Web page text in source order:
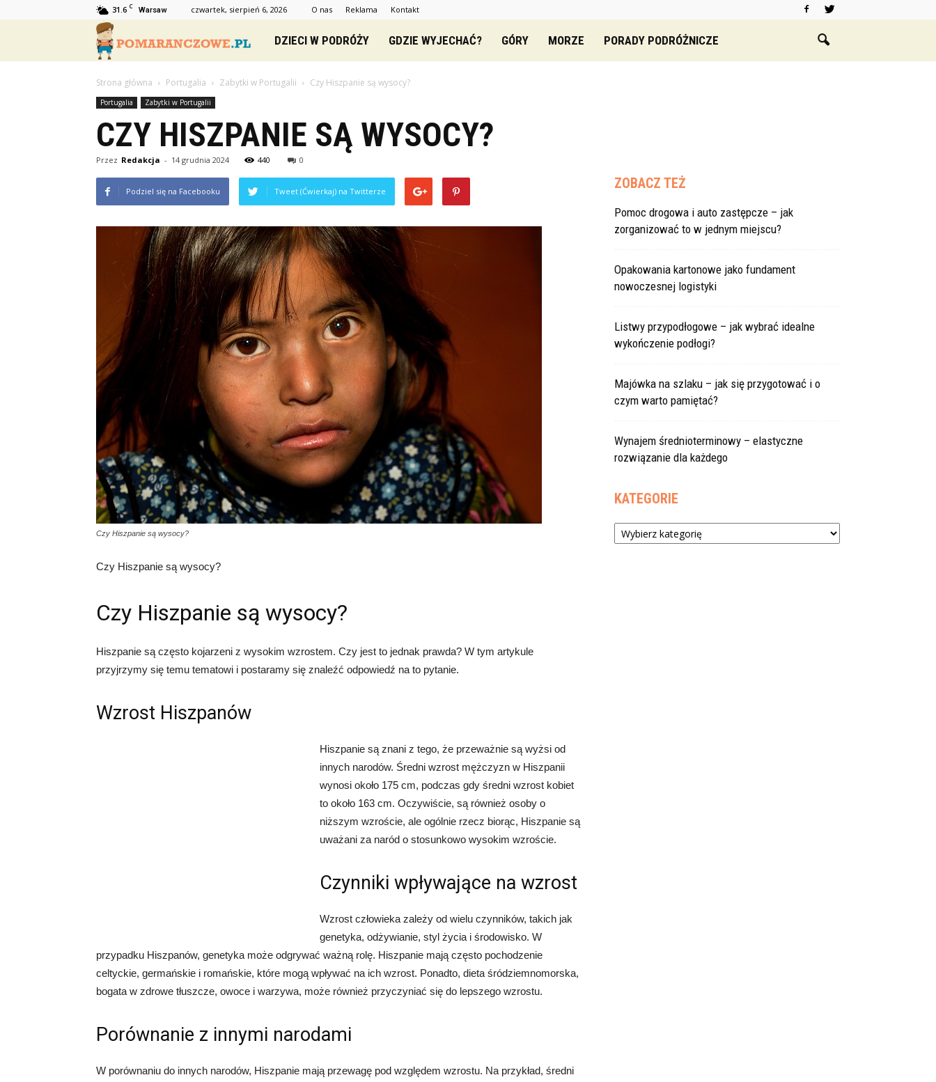
31.6 C Warsaw czwartek, sierpień 6, 2026 O nas Reklama Kontakt
Pomaranczowe.pl
DZIECI W PODRÓŻY GDZIE WYJECHAĆ? GÓRY MORZE PORADY PODRÓŻNICZE
Strona główna Portugalia Zabytki w Portugalii Czy Hiszpanie są wysocy?
Portugalia Zabytki w Portugalii
CZY HISZPANIE SĄ WYSOCY?
Przez Redakcja - 14 grudnia 2024 440 0
Podziel się na Facebooku Tweet (Ćwierkaj) na Twitterze
Czy Hiszpanie są wysocy?
Czy Hiszpanie są wysocy?
Czy Hiszpanie są wysocy?
Hiszpanie są często kojarzeni z wysokim wzrostem. Czy jest to jednak prawda? W tym artykule
przyjrzymy się temu tematowi i postaramy się znaleźć odpowiedź na to pytanie.
Wzrost Hiszpanów
Hiszpanie są znani z tego, że przeważnie są wyżsi od
innych narodów. Średni wzrost mężczyzn w Hiszpanii
wynosi około 175 cm, podczas gdy średni wzrost kobiet
to około 163 cm. Oczywiście, są również osoby o
niższym wzroście, ale ogólnie rzecz biorąc, Hiszpanie są
uważani za naród o stosunkowo wysokim wzroście.
Czynniki wpływające na wzrost
Wzrost człowieka zależy od wielu czynników, takich jak
genetyka, odżywianie, styl życia i środowisko. W
przypadku Hiszpanów, genetyka może odgrywać ważną rolę. Hiszpanie mają często pochodzenie
celtyckie, germańskie i romańskie, które mogą wpływać na ich wzrost. Ponadto, dieta śródziemnomorska,
bogata w zdrowe tłuszcze, owoce i warzywa, może również przyczyniać się do lepszego wzrostu.
Porównanie z innymi narodami
W porównaniu do innych narodów, Hiszpanie mają przewagę pod względem wzrostu. Na przykład, średni
ZOBACZ TEŻ
Pomoc drogowa i auto zastępcze – jak
zorganizować to w jednym miejscu?
Opakowania kartonowe jako fundament
nowoczesnej logistyki
Listwy przypodłogowe – jak wybrać idealne
wykończenie podłogi?
Majówka na szlaku – jak się przygotować i o
czym warto pamiętać?
Wynajem średnioterminowy – elastyczne
rozwiązanie dla każdego
KATEGORIE
Kategorie